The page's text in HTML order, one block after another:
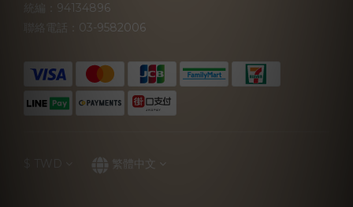
統編：94134896
聯絡電話：03-9582006
繁體中文